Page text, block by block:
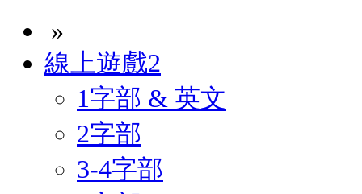
»
線上遊戲2
1字部 & 英文
2字部
3-4字部